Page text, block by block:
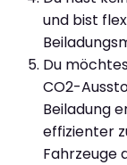
und bist
Du
CO2-
Beiladung
effizienter
Fahrzeuge